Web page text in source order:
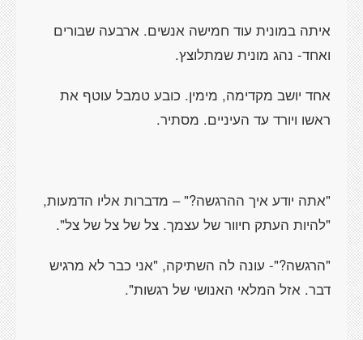
איתה במונית עוד חמישה אנשים. ארבעה שבורים
ואחד- נהג מונית שמתלוצץ.
אחד יושב מקדימה, מימין. כובע טמבל עוטף את
ראשו ויורד עד העיניים. מסתיר.
"אתה יודע איך ההרגשה?" – מדברות אליו הדמעות,
"להיות העתק חיוור של עצמך. צל של צל של צל".
"הרגשה?"- עונה לה השתיקה, "אני כבר לא מרגיש
דבר. אזל המלאי האנושי של רגשות".